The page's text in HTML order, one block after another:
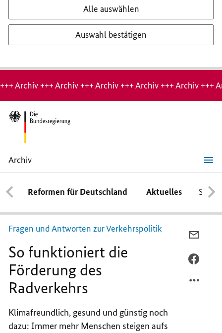
Alle auswählen
Auswahl bestätigen
Hinweis:
Archiv-
Seite
+++ Archiv +++ Archiv +++ Archiv +++ Archiv +++ Archiv +++
Archiv
So
funktioniert
die
Förderung
des
Radverkehrs
Reformen für Deutschland Aktuelles
Fragen und Antworten zur Verkehrspolitik
So funktioniert die
Förderung des
Radverkehrs
Klimafreundlich, gesund und günstig noch
dazu: Immer mehr Menschen steigen aufs